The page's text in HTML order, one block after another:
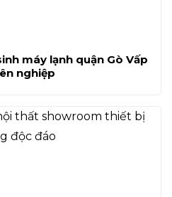
máy lạnh quận Gò Vấp
nghiệp